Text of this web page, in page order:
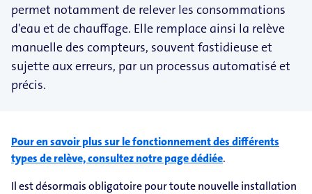
permet notamment de relever les consommations
d'eau et de chauffage. Elle remplace ainsi la relève
manuelle des compteurs, souvent fastidieuse et
sujette aux erreurs, par un processus automatisé et
précis.
Pour en savoir plus sur le fonctionnement des différents
types de relève, consultez notre page dédiée.
Il est désormais obligatoire pour toute nouvelle installation